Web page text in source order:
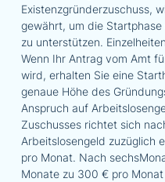
Existenzgründerzuschuss,
gewährt, um die
zu unterstützen.
Wenn Ihr Antrag vom Amt
wird, erhalten Sie eine
genaue Höhe des
Anspruch auf
Zuschusses richtet sich
Arbeitslosengeld zuzüglich
pro Monat. Nach
Monate zu 300 € pro